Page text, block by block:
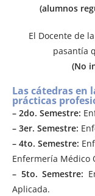
(alumnos
El Docente de
pasantía
(No
Las cátedras en
prácticas
– 2do. Semestre:
– 3er. Semestre:
– 4to. Semestre:
Enfermería Médico
– 5to. Semestre:
Aplicada.